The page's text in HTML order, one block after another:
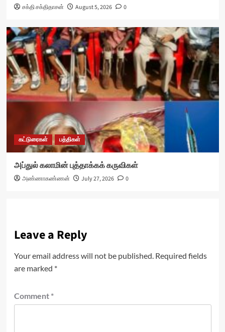
சக்தி சக்திதாசன் August 5, 2026 0
கட்டுரைகள் பத்திகள்
அப்துல் கலாமின் புத்தாக்கக் கருவிகள்
அண்ணாகண்ணன் July 27, 2026 0
Leave a Reply
Your email address will not be published. Required fields
are marked *
Comment *